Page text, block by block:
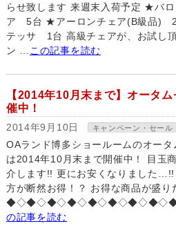
らせ致します 来週末入荷予定 ★バロ
ア 5台 ★アーロンチェア(B級品)
テッサ 1台 高級チェアが、お試し
ン …
この記事を読む
【2014年10月末まで】オータム
催中！
2014年9月10日 キャンペーン・セール
OAランド博多ショールームのオータ
は2014年10月末まで開催中！ 目玉
介します!! 更にお安くなりました…!!
方が断然お得！？ お得な商品が盛り
の記事を読む